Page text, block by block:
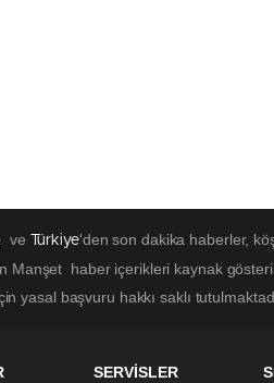
ve Türkiye'den son dakika haberler,
Manşet haber içerikleri kaynak
yasal başvuru hakkı saklı
SERVİSLER